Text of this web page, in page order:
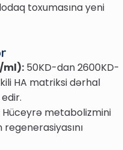
toxumasına yeni
ml): 50KD-dan 2600KD-
HA matriksi dərhal
Hüceyrə metabolizmini
regenerasiyasını